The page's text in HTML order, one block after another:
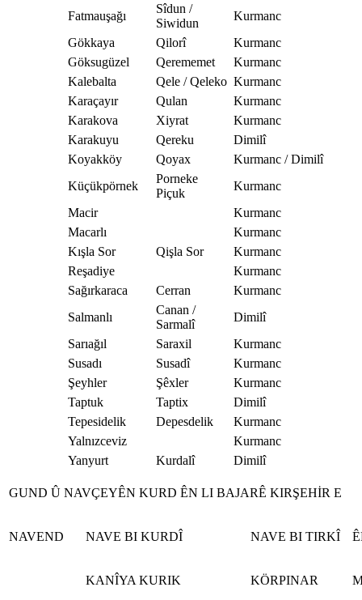
Fatmauşağı
Sîdun /
Siwidun
Kurmanc
Gökkaya
Qilorî
Kurmanc
Göksugüzel
Qerememet
Kurmanc
Kalebalta
Qele / Qeleko Kurmanc
Karaçayır
Qulan
Kurmanc
Karakova
Xiyrat
Kurmanc
Karakuyu
Qereku
Dimilî
Koyakköy
Qoyax
Kurmanc / Dimilî
Küçükpörnek
Porneke
Piçuk
Kurmanc
Macir
Kurmanc
Macarlı
Kurmanc
Kışla Sor
Qişla Sor
Kurmanc
Reşadiye
Kurmanc
Sağırkaraca
Cerran
Kurmanc
Salmanlı
Canan /
Sarmalî
Dimilî
Sarıağıl
Saraxil
Kurmanc
Susadı
Susadî
Kurmanc
Şeyhler
Şêxler
Kurmanc
Taptuk
Taptix
Dimilî
Tepesidelik
Depesdelik
Kurmanc
Yalnızceviz
Kurmanc
Yanyurt
Kurdalî Dimilî
GUND Û NAVÇEYÊN KURD ÊN LI BAJARÊ KIRŞEHİR E
NAVEND NAVE BI KURDÎ NAVE BI TIRKÎ
KANÎYA KURIK KÖRPINAR